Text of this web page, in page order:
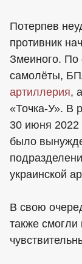
Потерпев
противник
Змеиного. По
самолёты,
артиллерия,
«Точка-У». В
30 июня 2022
было
украинской
В свою
также